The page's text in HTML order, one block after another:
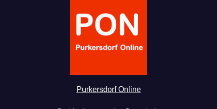
Purkersdorf Online